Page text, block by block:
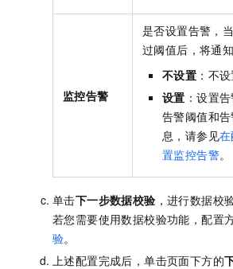
监控告警
是否设置告警，
过阈值后，将通
不设置 ：不
设置 ：设置
告警阈值和
息，请参见
置监控告警。
单击下一步数据校验 ，进行数据校
若您需要使用数据校验功能，配置
验。
上述配置完成后，单击页面下方的